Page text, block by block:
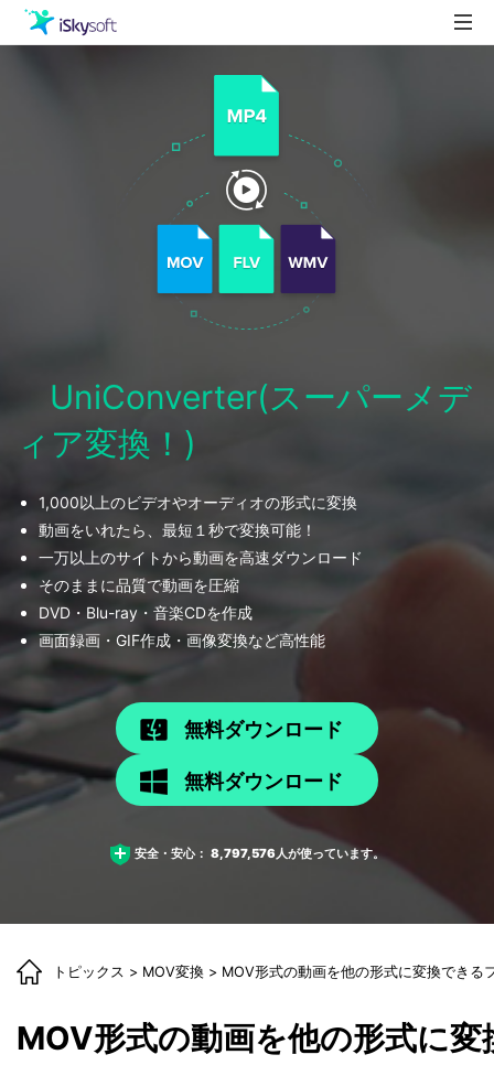
UniConverter(スーパーメデ
ィア変換！)
1,000以上のビデオやオーディオの形式に変換
動画をいれたら、最短１秒で変換可能！
一万以上のサイトから動画を高速ダウンロード
そのままに品質で動画を圧縮
DVD・Blu-ray・音楽CDを作成
画面録画・GIF作成・画像変換など高性能
無料ダウンロード
無料ダウンロード
安全・安心： 8,797,576人が使っています。
トピックス > MOV変換 > MOV形式の動画を他の形式に変換できる
MOV形式の動画を他の形式に